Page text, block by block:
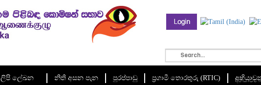
ලිපි ලේඛන නිති අසන පැන පුරප්පාඩු ප්‍රගාමී තොරතුරු (RTIC)